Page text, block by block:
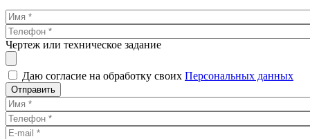
Чертеж или техническое задание
Даю согласие на обработку своих Персональных данных
Отправить